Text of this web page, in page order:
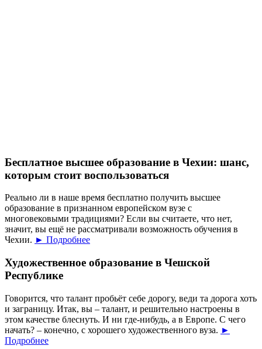
Бесплатное высшее образование в Чехии: шанс,
которым стоит воспользоваться
Реально ли в наше время бесплатно получить высшее
образование в признанном европейском вузе с
многовековыми традициями? Если вы считаете, что нет,
значит, вы ещё не рассматривали возможность обучения в
Чехии. ► Подробнее
Художественное образование в Чешской
Республике
Говорится, что талант пробьёт себе дорогу, веди та дорога хоть
и заграницу. Итак, вы – талант, и решительно настроены в
этом качестве блеснуть. И ни где-нибудь, а в Европе. С чего
начать? – конечно, с хорошего художественного вуза. ►
Подробнее